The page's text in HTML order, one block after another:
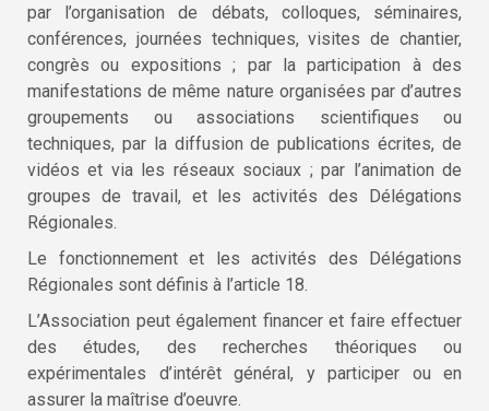
par l’organisation de débats, colloques, séminaires,
conférences, journées techniques, visites de chantier,
congrès ou expositions ; par la participation à des
manifestations de même nature organisées par d’autres
groupements ou associations scientifiques ou
techniques, par la diffusion de publications écrites, de
vidéos et via les réseaux sociaux ; par l’animation de
groupes de travail, et les activités des Délégations
Régionales.
Le fonctionnement et les activités des Délégations
Régionales sont définis à l’article 18.
L’Association peut également financer et faire effectuer
des études, des recherches théoriques ou
expérimentales d’intérêt général, y participer ou en
assurer la maîtrise d’oeuvre.